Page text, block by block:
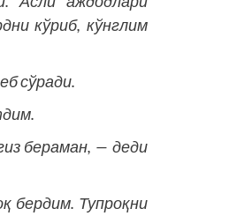
кўриб, кўнглим
сўради.
бераман, — деди
бердим. Тупроқни